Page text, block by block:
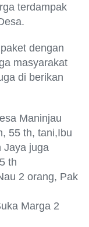
terdampak
dengan
masyarakat
di berikan
Maninjau
55 th, tani,Ibu
Jaya juga
th
2 orang, Pak
Marga 2